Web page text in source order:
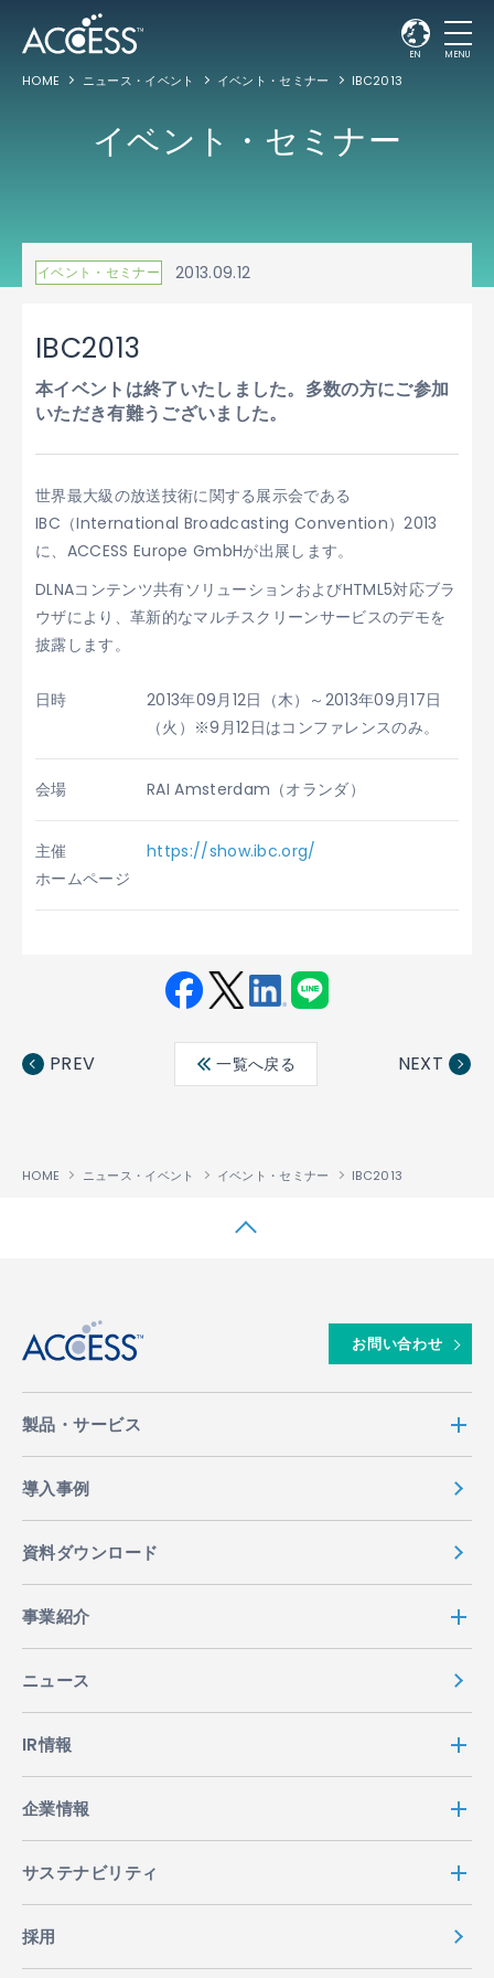
EN MENU
HOME ニュース・イベント イベント・セミナー IBC2013
イベント・セミナー
イベント・セミナー 2013.09.12
IBC2013
本イベントは終了いたしました。多数の方にご参加
いただき有難うございました。
世界最大級の放送技術に関する展示会である
IBC（International Broadcasting Convention）2013
に、ACCESS Europe GmbHが出展します。
DLNAコンテンツ共有ソリューションおよびHTML5対応ブラ
ウザにより、革新的なマルチスクリーンサービスのデモを
披露します。
日時
2013年09月12日（木）～2013年09月17日
（火）※9月12日はコンファレンスのみ。
会場 RAI Amsterdam（オランダ）
主催
ホームページ
https://show.ibc.org/
ebo ter
edin
PREV 一覧へ戻る NEXT
HOME ニュース・イベント イベント・セミナー IBC2013
お問い合わせ
製品・サービス
導入事例
資料ダウンロード
事業紹介
ニュース
IR情報
企業情報
サステナビリティ
採用